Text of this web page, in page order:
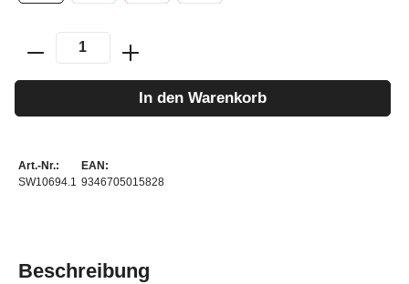
In den Warenkorb
Art.-Nr.:
SW10694.1
EAN:
9346705015828
Beschreibung